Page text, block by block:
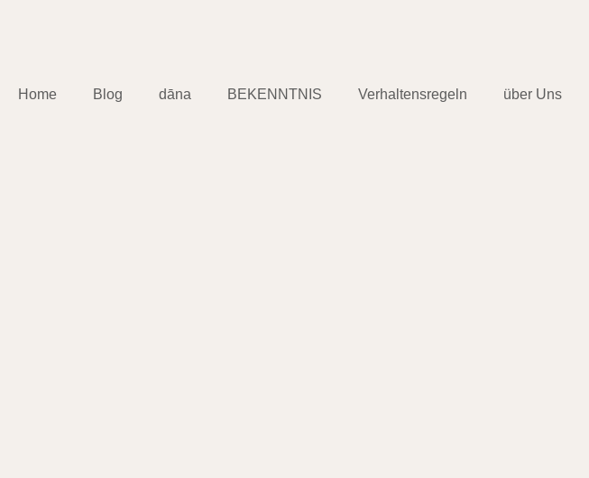
Home Blog dāna BEKENNTNIS Verhaltensregeln über Uns